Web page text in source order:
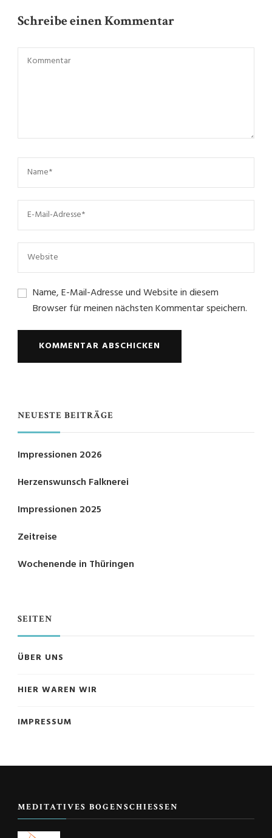
Schreibe einen Kommentar
Name, E-Mail-Adresse und Website in diesem
Browser für meinen nächsten Kommentar speichern.
NEUESTE BEITRÄGE
Impressionen 2026
Herzenswunsch Falknerei
Impressionen 2025
Zeitreise
Wochenende in Thüringen
SEITEN
ÜBER UNS
HIER WAREN WIR
IMPRESSUM
MEDITATIVES BOGENSCHIESSEN